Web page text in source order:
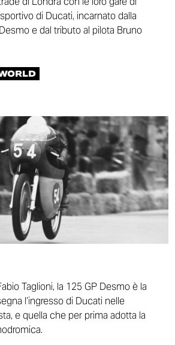
di Ducati, incarnato dalla
e dal tributo al pilota Bruno
Taglioni, la 125 GP Desmo è la
l’ingresso di Ducati nelle
e quella che per prima adotta la